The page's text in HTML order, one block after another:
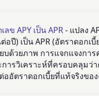
ลข APY เป็น APR- แปลง
อปี) เป็น APR (อัตราดอกเ
ยบด้วยภาพ การแจกแจงก
ารวิเคราะห์ที่ครอบคลุมว่
ออัตราดอกเบี้ยที่แท้จริงขอ